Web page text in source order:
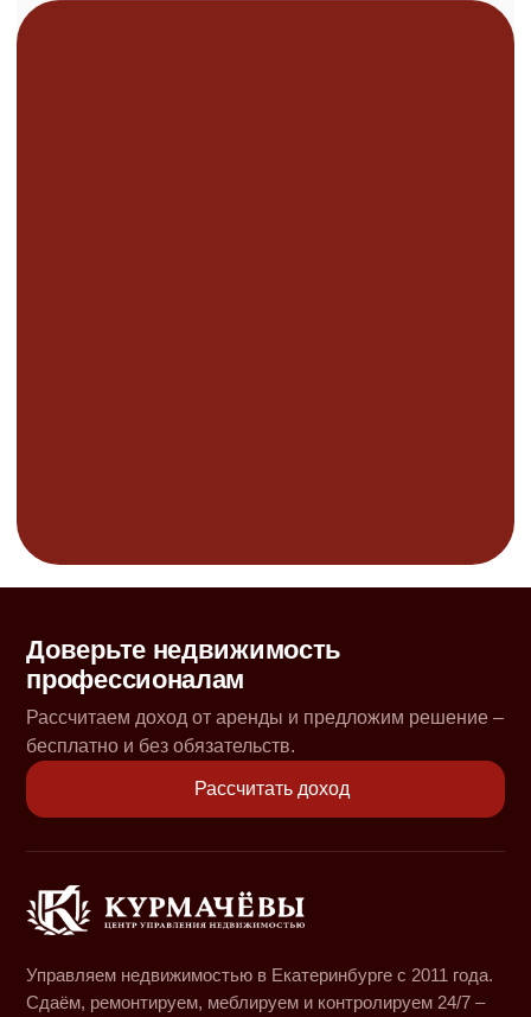
Доверьте недвижимость
профессионалам
Рассчитаем доход от аренды и предложим решение –
бесплатно и без обязательств.
Рассчитать доход
Управляем недвижимостью в Екатеринбурге с 2011 года.
Сдаём, ремонтируем, меблируем и контролируем 24/7 –